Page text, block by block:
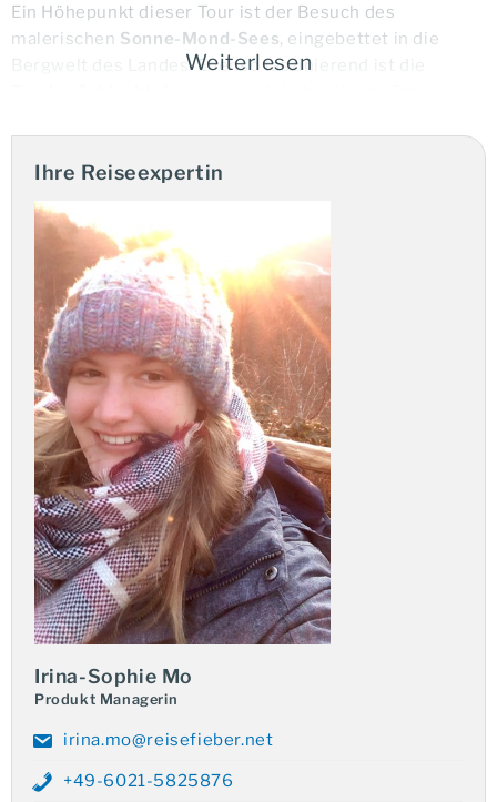
Ein Höhepunkt dieser Tour ist der Besuch des
malerischen Sonne-Mond-Sees, eingebettet in die
Bergwelt des Landes. Ebenso faszinierend ist die
betreten werden können, werden Sie bei einer
natürlichen Schönheit erhaschen können.
Historie, Spiritualität und reibungslose
Logistik
Auf Ihrer Reise erkunden Sie die Städte Kaohsiung,
Tainan und Lukang, die mit ihren historischen Tempeln
und Pagoden das kulturelle Erbe des Landes spiegeln.
Tainangilt dabei als das kulturelle Herz der Insel
Formosa. Ein tiefer Einblick in das buddhistische
Klosterleben erwartet Sie beim Besuch des
Foguangshan Klosters, dem größten buddhistischen
Kloster Taiwans.
Die Routenplanung umfasst zudem eine
beeindruckende Fahrt über denCentral Cross-Island
Highway, die höchstgelegene Bergstrecke der Insel.
Service und Qualität für Ihre Taiwan-Reise
Wir gewährleisten eine sorgfältige Planung und eine
reibungslose Organisation
Weiterlesen
Ihre Reiseexpertin
Irina-Sophie Mo
Produkt Managerin
irina.mo@reisefieber.net
+49-6021-5825876